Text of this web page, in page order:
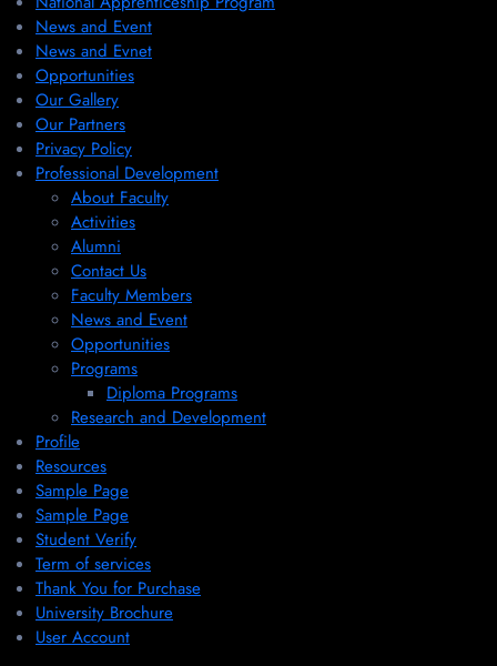
News and Event
News and Evnet
Opportunities
Our Gallery
Our Partners
Privacy Policy
Professional Development
About Faculty
Activities
Alumni
Contact Us
Faculty Members
News and Event
Opportunities
Programs
Diploma Programs
Research and Development
Profile
Resources
Sample Page
Sample Page
Student Verify
Term of services
Thank You for Purchase
University Brochure
User Account